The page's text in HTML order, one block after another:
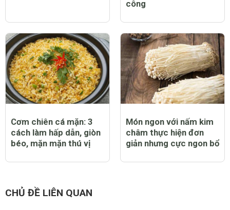
công
Cơm chiên cá mặn: 3
cách làm hấp dẫn, giòn
béo, mặn mặn thú vị
Món ngon với nấm kim
châm thực hiện đơn
giản nhưng cực ngon bổ
CHỦ ĐỀ LIÊN QUAN